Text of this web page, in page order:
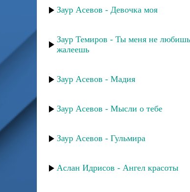
Заур Асевов - Девочка моя
Заур Темиров - Ты меня не
жалеешь
Заур Асевов - Мадия
Заур Асевов - Мысли о тебе
Заур Асевов - Гульмира
Аслан Идрисов - Ангел красоты